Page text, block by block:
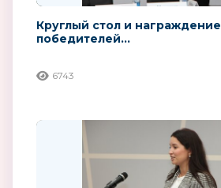
Круглый стол и награждение
победителей...
6743